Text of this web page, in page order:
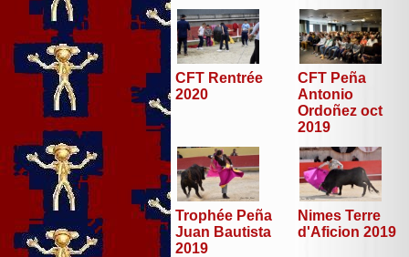
CFT Rentrée
2020
CFT Peña
Antonio
Ordoñez oct
2019
Trophée Peña
Juan Bautista
2019
Nimes Terre
d'Aficion 2019